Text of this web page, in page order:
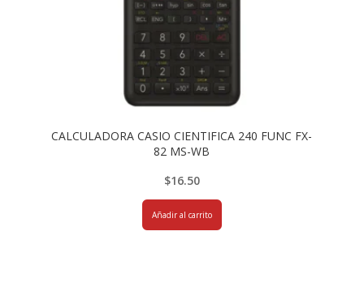
CALCULADORA CASIO CIENTIFICA 240 FUNC FX-
82 MS-WB
$16.50
Añadir al carrito